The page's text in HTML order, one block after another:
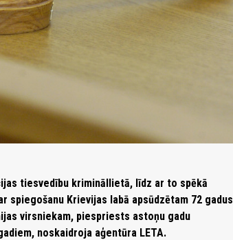
tiesvedību krimināllietā, līdz ar to spēkā
Krievijas labā apsūdzētam 72 gadus
virsniekam, piespriests astoņu gadu
noskaidroja aģentūra LETA.